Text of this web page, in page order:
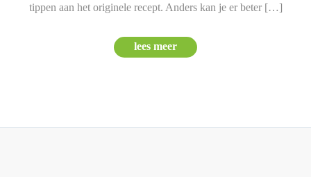
tippen aan het originele recept. Anders kan je er beter […]
lees meer